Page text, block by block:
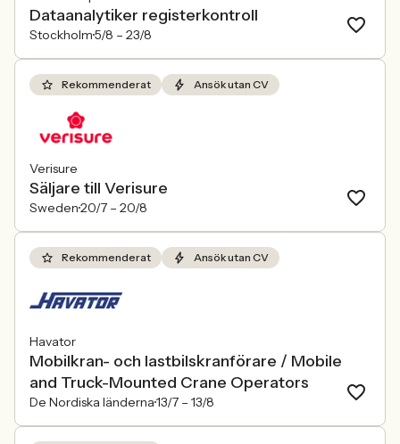
Dataanalytiker registerkontroll
Stockholm5/8 – 23/8
Rekommenderat Ansök utan CV
Verisure
Säljare till Verisure
Sweden20/7 – 20/8
Rekommenderat Ansök utan CV
Havator
Mobilkran- och lastbilskranförare / Mobile
and Truck-Mounted Crane Operators
De Nordiska länderna13/7 – 13/8